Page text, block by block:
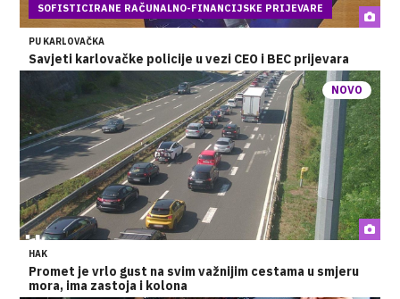
SOFISTICIRANE RAČUNALNO-FINANCIJSKE PRIJEVARE
PU KARLOVAČKA
Savjeti karlovačke policije u vezi CEO i BEC prijevara
NOVO
HAK
Promet je vrlo gust na svim važnijim cestama u smjeru
mora, ima zastoja i kolona